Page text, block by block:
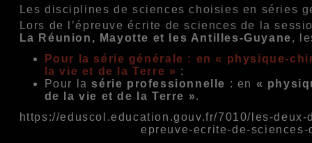
Les disciplines de sciences choisies en séries
Lors de l’épreuve écrite de sciences de la
La Réunion, Mayotte et les Antilles-Guyane,
Pour la série générale : en « physique-
la vie et de la Terre » ;
Pour lasérie professionnelle : en «
de la vie et de la Terre ».
https://eduscol.education.gouv.fr/7010/les-
epreuve-ecrite-de-sciences-